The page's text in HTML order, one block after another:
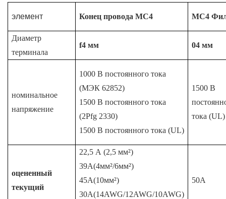
элемент Конец провода MC4 MC4
Диаметр
терминала
f4 мм 04 мм
номинальное
напряжение
1000 В постоянного тока
(МЭК 62852)
1500 В постоянного тока
(2Pfg 2330)
1500 В постоянного тока (UL)
1500 В
тока (UL)
оцененный
текущий
22,5 А (2,5 мм²)
39А(4мм²/6мм²)
45А(10мм²)
30А(14AWG/12AWG/10AWG)
50А